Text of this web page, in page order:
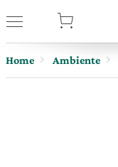
Home Ambiente